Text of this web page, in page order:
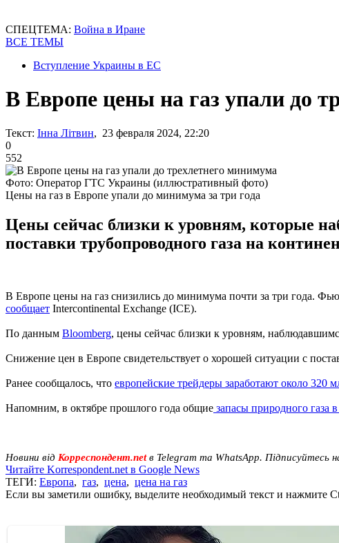
СПЕЦТЕМА: Война в Иране
ВСЕ ТЕМЫ
Вступление Украины в ЕС
В Европе цены на газ упали до
Текст: Інна Літвин, 23 февраля 2024, 22:20
0
552
Фото: Оператор ГТС Украины (иллюстративный фото)
Цены на газ в Европе упали до минимума за три года
Цены сейчас близки к уровням, которые
поставки трубопроводного газа на
В Европе цены на газ снизились до минимума почти за три года.
сообщает Intercontinental Exchange (ICE).
По данным Bloomberg, цены сейчас близки к уровням,
Снижение цен в Европе свидетельствует о хорошей ситуации с
Ранее сообщалось, что европейские трейдеры заработают около 320
Напомним, в октябре прошлого года общие запасы природного газа
Новини від Корреспондент.netв Telegram та WhatsApp. Підписуйтесь
Читайте Korrespondent.net в Google News
ТЕГИ: Европа, газ, цена, цена на газ
Если вы заметили ошибку, выделите необходимый текст и нажмите